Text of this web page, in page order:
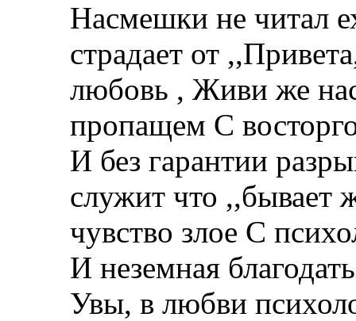
Насмешки не читал
страдает от
любовь , Живи же
пропащем С
И без гарантии
служит что ,,бывает
чувство злое С
И неземная
Увы, в любви